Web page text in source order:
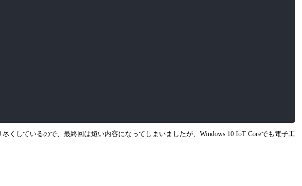
しているので、最終回は短い内容になってしまいましたが、Windows 10 IoT Coreでも電子工